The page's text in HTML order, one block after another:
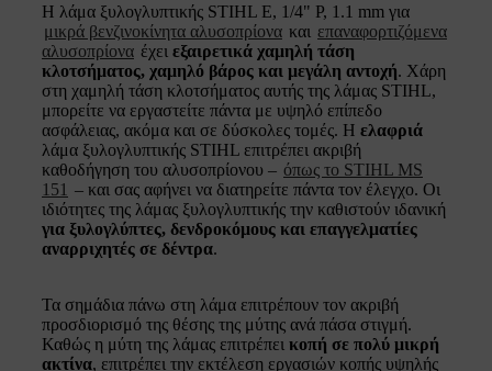
Η λάμα ξυλογλυπτικής STIHL E, 1/4" P, 1.1 mm για
μικρά βενζινοκίνητα αλυσοπρίονα και επαναφορτιζόμενα
αλυσοπρίονα έχει εξαιρετικά χαμηλή τάση
κλοτσήματος, χαμηλό βάρος και μεγάλη αντοχή. Χάρη
στη χαμηλή τάση κλοτσήματος αυτής της λάμας STIHL,
μπορείτε να εργαστείτε πάντα με υψηλό επίπεδο
ασφάλειας, ακόμα και σε δύσκολες τομές. Η ελαφριά
λάμα ξυλογλυπτικής STIHL επιτρέπει ακριβή
καθοδήγηση του αλυσοπρίονου – όπως το STIHL MS
151 – και σας αφήνει να διατηρείτε πάντα τον έλεγχο. Οι
ιδιότητες της λάμας ξυλογλυπτικής την καθιστούν ιδανική
για ξυλογλύπτες, δενδροκόμους και επαγγελματίες
αναρριχητές σε δέντρα.
Τα σημάδια πάνω στη λάμα επιτρέπουν τον ακριβή
προσδιορισμό της θέσης της μύτης ανά πάσα στιγμή.
Καθώς η μύτη της λάμας επιτρέπει κοπή σε πολύ μικρή
ακτίνα, επιτρέπει την εκτέλεση εργασιών κοπής υψηλής